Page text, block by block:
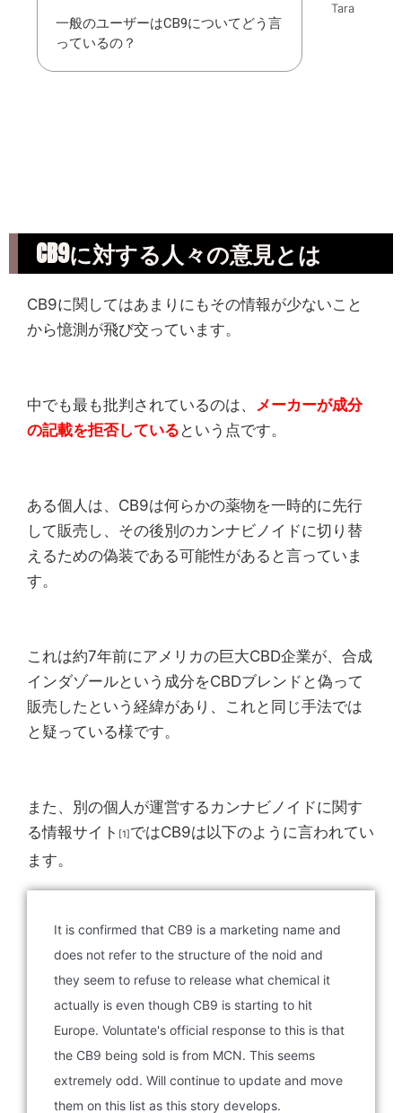
一般のユーザーはCB9についてどう言
っているの？
Tara
CB9に対する人々の意見とは
CB9に関してはあまりにもその情報が少ないこと
から憶測が飛び交っています。
中でも最も批判されているのは、 メーカーが成分
の記載を拒否している という点です。
ある個人は、CB9は何らかの薬物を一時的に先行
して販売し、その後別のカンナビノイドに切り替
えるための偽装である可能性があると言っていま
す。
これは約7年前にアメリカの巨大CBD企業が、合成
インダゾールという成分をCBDブレンドと偽って
販売したという経緯があり、これと同じ手法では
と疑っている様です。
また、別の個人が運営するカンナビノイドに関す
る情報サイト [1]ではCB9は以下のように言われてい
ます。
It is confirmed that CB9 is a marketing name and
does not refer to the structure of the noid and
they seem to refuse to release what chemical it
actually is even though CB9 is starting to hit
Europe. Voluntate's official response to this is that
the CB9 being sold is from MCN. This seems
extremely odd. Will continue to update and move
them on this list as this story develops.